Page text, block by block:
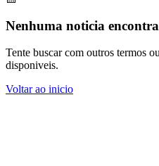
Nenhuma noticia
Tente buscar com outros termos
disponiveis.
Voltar ao inicio